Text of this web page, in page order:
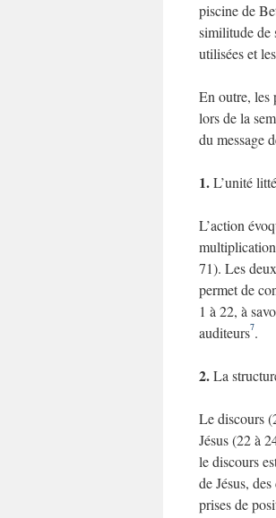
piscine de
similitude de
utilisées et
En outre, les
lors de la
du message
1.L’unité
L’action
71). Les
permet de
1 à 22, à
auditeurs7.
2.La
Le discours
Jésus (22 à
le discours
de Jésus,
prises de